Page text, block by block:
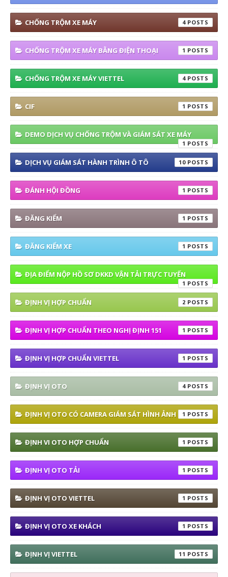
CHỐNG TRỘM XE MÁY 4
CHỐNG TRỘM XE MÁY BẰNG ĐIỆN THOẠI 1
CHỐNG TRỘM XE MÁY VIETTEL 4
CIF 1
DEMO DỊCH VỤ CHỐNG TRỘM VÀ GIÁM SÁT XE MÁY
1
DỊCH VỤ GIÁM SÁT HÀNH TRÌNH Ô TÔ 10
ĐÁNH HỘI ĐỒNG 1
ĐĂNG KIỂM 1
ĐĂNG KIỂM XE 1
ĐỊA ĐIỂM NỘP HỒ SƠ DKKD VẬN TẢI TRỰC TUYẾN
1
ĐỊNH VỊ HỢP CHUẨN 2
ĐỊNH VỊ HỢP CHUẨN THEO NGHỊ ĐỊNH 151 1
ĐỊNH VỊ HỢP CHUẨN VIETTEL 1
ĐỊNH VỊ OTO 4
ĐỊNH VỊ OTO CÓ CAMERA GIÁM SÁT HÌNH ẢNH 1
ĐỊNH VI OTO HỢP CHUẨN 1
ĐỊNH VỊ OTO TẢI 1
ĐỊNH VỊ OTO VIETTEL 1
ĐỊNH VỊ OTO XE KHÁCH 1
ĐỊNH VỊ VIETTEL 11